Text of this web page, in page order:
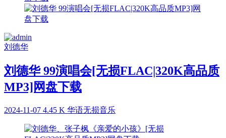
刘德华
刘德华 99演唱会[无损FLAC|320K高品质
MP3]网盘下载
2024-11-07 4.45 K 华语无损音乐